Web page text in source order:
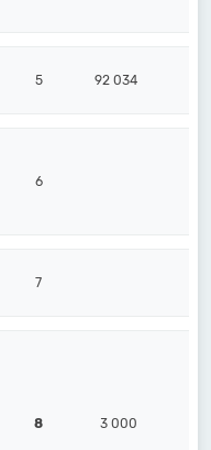
5 92 034
6
7
8 3 000